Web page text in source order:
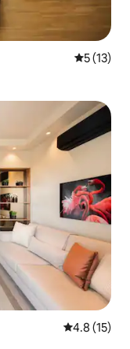
5 (13)
Calificación
4.8 (15)